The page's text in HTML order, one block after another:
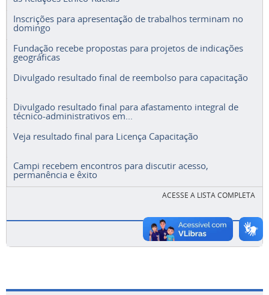
Inscrições para apresentação de trabalhos terminam no
domingo
Fundação recebe propostas para projetos de indicações
geográficas
Divulgado resultado final de reembolso para capacitação
Divulgado resultado final para afastamento integral de
técnico-administrativos em...
Veja resultado final para Licença Capacitação
Campi recebem encontros para discutir acesso,
permanência e êxito
ACESSE A LISTA COMPLETA